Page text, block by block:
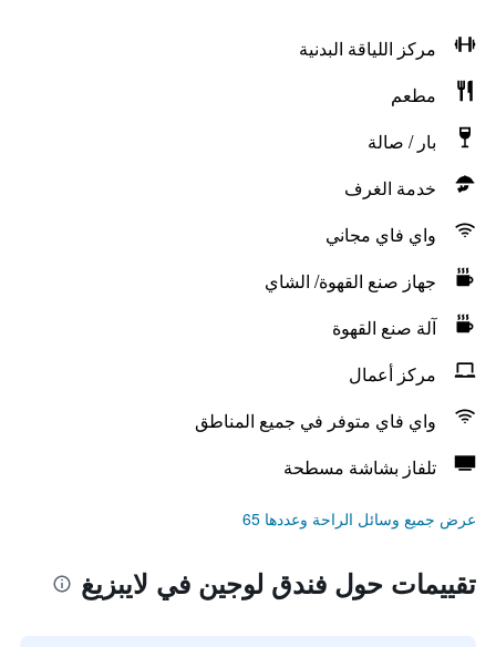
مركز اللياقة البدنية
مطعم
بار / صالة
خدمة الغرف
واي فاي مجاني
جهاز صنع القهوة/ الشاي
آلة صنع القهوة
مركز أعمال
واي فاي متوفر في جميع المناطق
تلفاز بشاشة مسطحة
عرض جميع وسائل الراحة وعددها 65
تقييمات حول فندق لوجين في لايبزيغ